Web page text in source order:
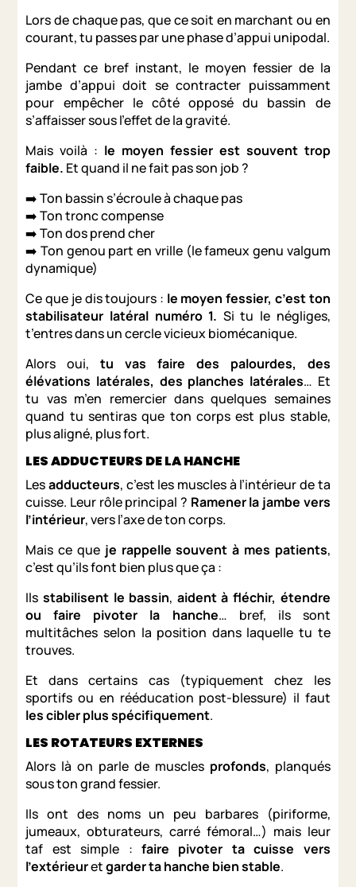
Lors de chaque pas, que ce soit en marchant ou en
courant, tu passes par une phase d’appui unipodal.
Pendant ce bref instant, le moyen fessier de la
jambe d’appui doit se contracter puissamment
pour empêcher le côté opposé du bassin de
s’affaisser sous l’effet de la gravité.
Mais voilà : le moyen fessier est souvent trop
faible. Et quand il ne fait pas son job ?
➡️ Ton bassin s’écroule à chaque pas
➡️ Ton tronc compense
➡️ Ton dos prend cher
➡️ Ton genou part en vrille (le fameux genu valgum
dynamique)
Ce que je dis toujours : le moyen fessier, c’est ton
stabilisateur latéral numéro 1. Si tu le négliges,
t’entres dans un cercle vicieux biomécanique.
Alors oui,tu vas faire des palourdes, des
élévations latérales, des planches latérales… Et
tu vas m’en remercier dans quelques semaines
quand tu sentiras que ton corps est plus stable,
plus aligné, plus fort.
LES ADDUCTEURS DE LA HANCHE
Lesadducteurs, c’est les muscles à l’intérieur de ta
cuisse. Leur rôle principal ? Ramener la jambe vers
l’intérieur, vers l’axe de ton corps.
Mais ce que je rappelle souvent à mes patients,
c’est qu’ils font bien plus que ça :
Ilsstabilisent le bassin, aident à fléchir, étendre
ou faire pivoter la hanche… bref, ils sont
multitâches selon la position dans laquelle tu te
trouves.
Et dans certains cas (typiquement chez les
sportifs ou en rééducation post-blessure) il faut
les cibler plus spécifiquement.
LES ROTATEURS EXTERNES
Alors là on parle de muscles profonds, planqués
sous ton grand fessier.
Ils ont des noms un peu barbares (piriforme,
jumeaux, obturateurs, carré fémoral…) mais leur
taf est simple : faire pivoter ta cuisse vers
l’extérieuretgarder ta hanche bien stable.